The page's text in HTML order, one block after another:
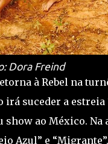
Dora Freind
à Rebel na
irá suceder a
show ao México.
Azul” e